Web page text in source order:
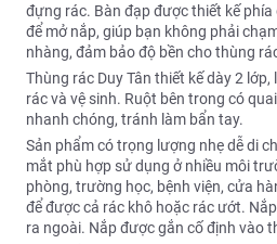
đựng rác. Bàn đạp được thiết kế
để mở nắp, giúp bạn không phải
nhàng, đảm bảo độ bền cho thùng
Thùng rác Duy Tân thiết kế dày 2
rác và vệ sinh. Ruột bên trong có
nhanh chóng, tránh làm bẩn tay.
Sản phẩm có trọng lượng nhẹ dễ di
mắt phù hợp sử dụng ở nhiều môi
phòng, trường học, bệnh viện, cửa
để được cả rác khô hoặc rác ướt.
ra ngoài. Nắp được gắn cố định vào